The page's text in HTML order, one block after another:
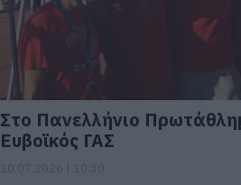
Στο Πανελλήνιο
Ευβοϊκός ΓΑΣ